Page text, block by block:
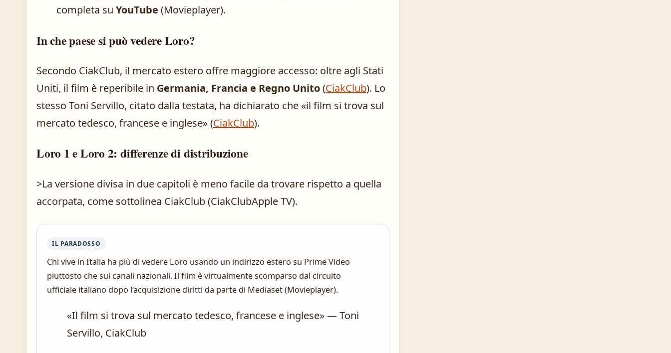
completa su YouTube (Movieplayer).
In che paese si può vedere Loro?
Secondo CiakClub, il mercato estero offre maggiore accesso: oltre agli Stati
Uniti, il film è reperibile in Germania, Francia e Regno Unito(CiakClub). Lo
stesso Toni Servillo, citato dalla testata, ha dichiarato che «il film si trova sul
mercato tedesco, francese e inglese» (CiakClub).
Loro 1 e Loro 2: differenze di distribuzione
>La versione divisa in due capitoli è meno facile da trovare rispetto a quella
accorpata, come sottolinea CiakClub (CiakClubApple TV).
IL PARADOSSO
Chi vive in Italia ha più di vedere Loro usando un indirizzo estero su Prime Video
piuttosto che sui canali nazionali. Il film è virtualmente scomparso dal circuito
ufficiale italiano dopo l’acquisizione diritti da parte di Mediaset (Movieplayer).
«Il film si trova sul mercato tedesco, francese e inglese» — Toni
Servillo, CiakClub